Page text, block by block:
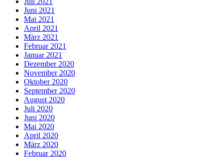
Juni 2021
Mai 2021
April 2021
März 2021
Februar 2021
Januar 2021
Dezember 2020
November 2020
Oktober 2020
September 2020
August 2020
Juli 2020
Juni 2020
Mai 2020
April 2020
März 2020
Februar 2020